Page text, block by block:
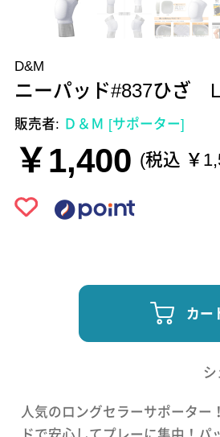
D&M
ニーパッド#837ひざ
販売者: Ｄ＆Ｍ [サポーター]
￥1,400 (税込 ￥
カー
人気のロングセラーサポーター